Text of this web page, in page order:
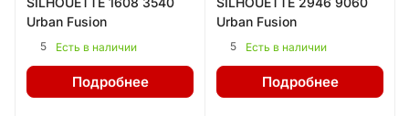
Urban Fusion
5 Есть в наличии
Подробнее
Urban Fusion
5 Есть в наличии
Подробнее